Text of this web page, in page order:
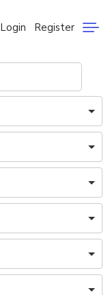
Login Register